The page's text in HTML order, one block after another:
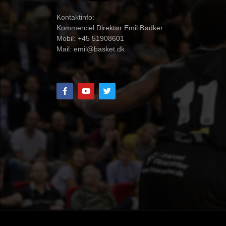
Kontaktinfo:
Kommerciel Direktør Emil Bødker
Mobil: +45 51908601
Mail: emil@basket.dk